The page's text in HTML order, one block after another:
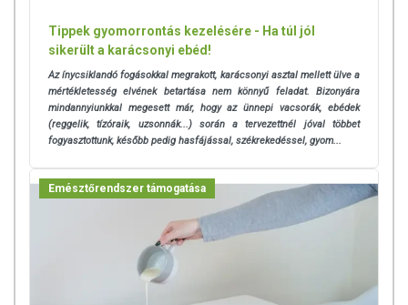
Tippek gyomorrontás kezelésére - Ha túl jól
sikerült a karácsonyi ebéd!
Az ínycsiklandó fogásokkal megrakott, karácsonyi asztal mellett ülve a
mértékletesség elvének betartása nem könnyű feladat. Bizonyára
mindannyiunkkal megesett már, hogy az ünnepi vacsorák, ebédek
(reggelik, tízóraik, uzsonnák...) során a tervezettnél jóval többet
fogyasztottunk, később pedig hasfájással, székrekedéssel, gyom...
Emésztőrendszer támogatása